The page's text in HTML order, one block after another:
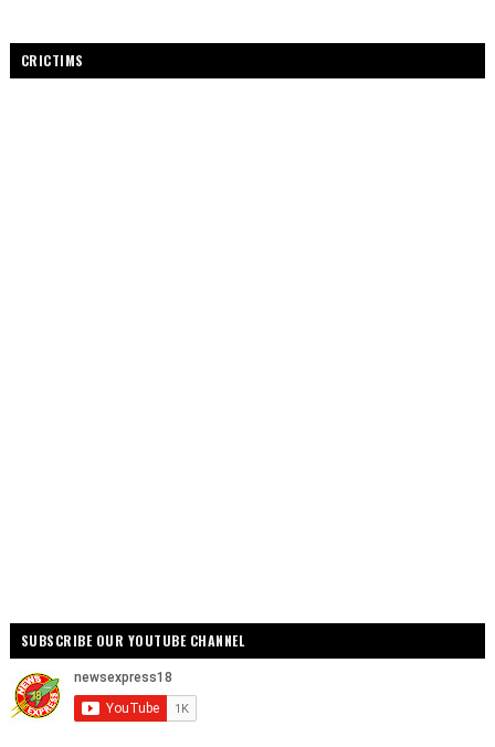
CRICTIMS
SUBSCRIBE OUR YOUTUBE CHANNEL